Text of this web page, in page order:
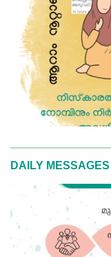
DAILY MESSAGES